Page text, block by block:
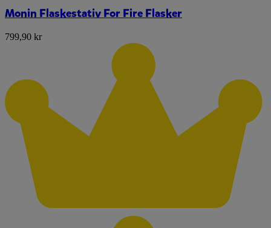
Monin Flaskestativ For Fire Flasker
799,90 kr